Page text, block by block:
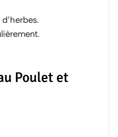
Poulet et